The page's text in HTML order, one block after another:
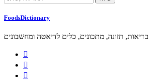
FoodsDictionary
בריאות, תזונה, מתכונים, כלים לדיאטה ומחשבונים


